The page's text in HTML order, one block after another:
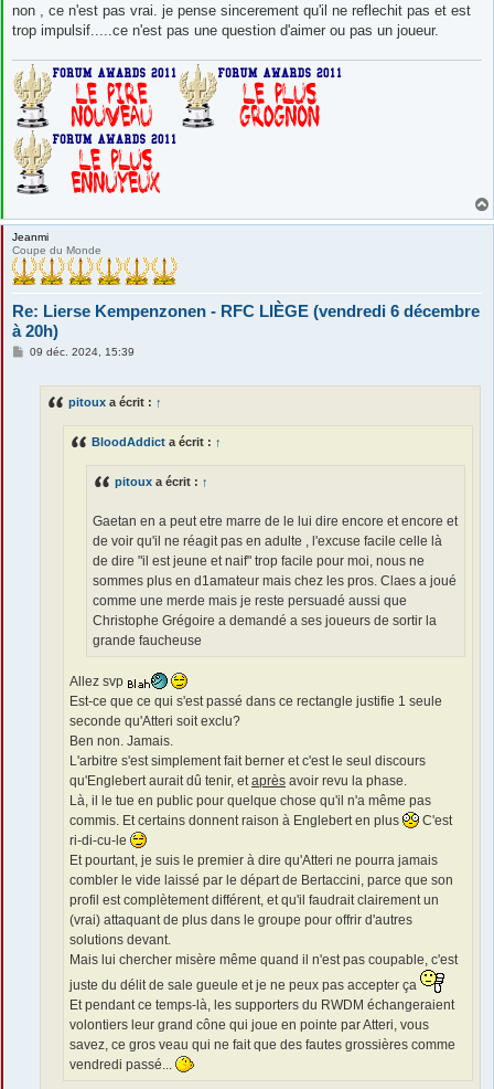
non , ce n'est pas vrai. je pense sincerement qu'il ne reflechit pas et est
trop impulsif.....ce n'est pas une question d'aimer ou pas un joueur.
Jeanmi
Coupe du Monde
Re: Lierse Kempenzonen - RFC LIÈGE (vendredi 6 décembre
à 20h)
M09 déc. 2024, 15:39
pitoux a écrit : ↑
BloodAddict a écrit : ↑
pitoux a écrit : ↑
Gaetan en a peut etre marre de le lui dire encore et encore et
de voir qu'il ne réagit pas en adulte , l'excuse facile celle là
de dire "il est jeune et naif" trop facile pour moi, nous ne
sommes plus en d1amateur mais chez les pros. Claes a joué
comme une merde mais je reste persuadé aussi que
Christophe Grégoire a demandé a ses joueurs de sortir la
grande faucheuse
Allez svp
Est-ce que ce qui s'est passé dans ce rectangle justifie 1 seule
seconde qu'Atteri soit exclu?
Ben non. Jamais.
L'arbitre s'est simplement fait berner et c'est le seul discours
qu'Englebert aurait dû tenir, et après avoir revu la phase.
Là, il le tue en public pour quelque chose qu'il n'a même pas
commis. Et certains donnent raison à Englebert en plus
C'est
ri-di-cu-le
Et pourtant, je suis le premier à dire qu'Atteri ne pourra jamais
combler le vide laissé par le départ de Bertaccini, parce que son
profil est complètement différent, et qu'il faudrait clairement un
(vrai) attaquant de plus dans le groupe pour offrir d'autres
solutions devant.
Mais lui chercher misère même quand il n'est pas coupable, c'est
juste du délit de sale gueule et je ne peux pas accepter ça
Et pendant ce temps-là, les supporters du RWDM échangeraient
volontiers leur grand cône qui joue en pointe par Atteri, vous
savez, ce gros veau qui ne fait que des fautes grossières comme
vendredi passé...